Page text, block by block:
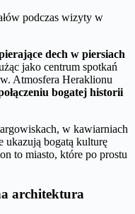
podczas wizyty w
dech w piersiach
jako centrum spotkań
Atmosfera Heraklionu
bogatej historii
w kawiarniach
ukazują bogatą kulturę
to miasto, które po prostu
architektura